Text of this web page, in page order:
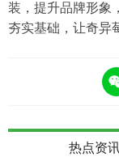
装，提升品牌形象
夯实基础，让奇异
热点资